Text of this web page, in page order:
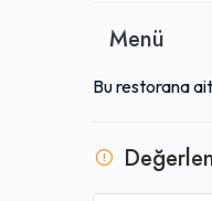
Menü
Bu restorana